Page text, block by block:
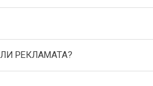
РЕКЛАМАТА?